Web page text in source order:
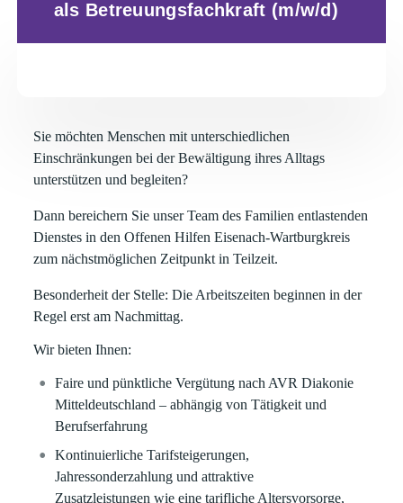
als Betreuungsfachkraft (m/w/d)
Sie möchten Menschen mit unterschiedlichen
Einschränkungen bei der Bewältigung ihres Alltags
unterstützen und begleiten?
Dann bereichern Sie unser Team desFamilien entlastenden
Dienstes in den Offenen Hilfen Eisenach-Wartburgkreis
zum nächstmöglichen Zeitpunkt inTeilzeit.
Besonderheit der Stelle: Die Arbeitszeiten beginnen in der
Regel erst am Nachmittag.
Wir bieten Ihnen:
Faire und pünktliche Vergütung nach AVR Diakonie
Mitteldeutschland – abhängig von Tätigkeit und
Berufserfahrung
Kontinuierliche Tarifsteigerungen,
Jahressonderzahlung und attraktive
Zusatzleistungen wie eine tarifliche Altersvorsorge,